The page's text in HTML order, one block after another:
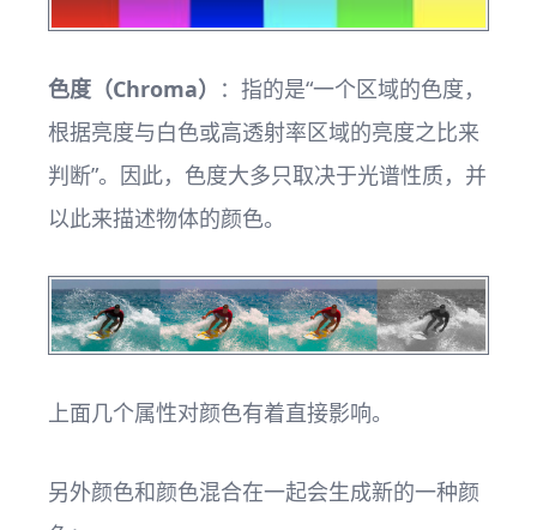
色度（Chroma） ：指的是“一个区域的色度，
根据亮度与白色或高透射率区域的亮度之比来
判断”。因此，色度大多只取决于光谱性质，并
以此来描述物体的颜色。
上面几个属性对颜色有着直接影响。
另外颜色和颜色混合在一起会生成新的一种颜